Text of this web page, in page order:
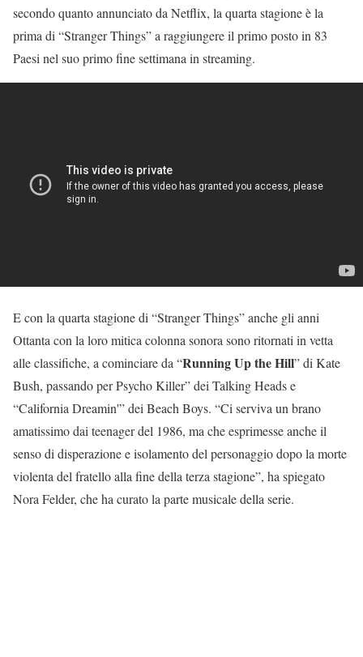
secondo quanto annunciato da Netflix, la quarta stagione è la
prima di “Stranger Things” a raggiungere il primo posto in 83
Paesi nel suo primo fine settimana in streaming.
E con la quarta stagione di “Stranger Things” anche gli anni
Ottanta con la loro mitica colonna sonora sono ritornati in vetta
alle classifiche, a cominciare da “Running Up the Hill” di Kate
Bush, passando per Psycho Killer” dei Talking Heads e
“California Dreamin'” dei Beach Boys. “Ci serviva un brano
amatissimo dai teenager del 1986, ma che esprimesse anche il
senso di disperazione e isolamento del personaggio dopo la morte
violenta del fratello alla fine della terza stagione”, ha spiegato
Nora Felder, che ha curato la parte musicale della serie.